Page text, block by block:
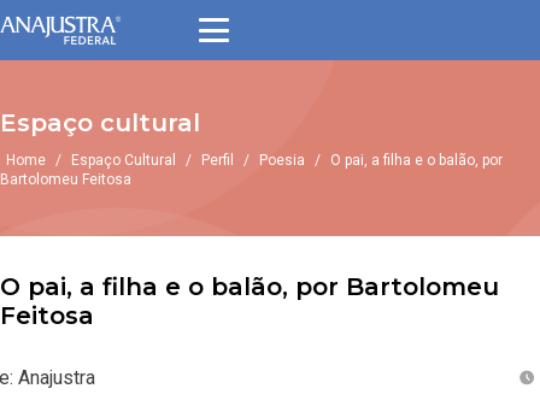
Espaço cultural
Home / Espaço Cultural / Perfil / Poesia /
O pai, a filha e o balão, por
Bartolomeu Feitosa
O pai, a filha e o balão, por Bartolomeu
Feitosa
Anajustra